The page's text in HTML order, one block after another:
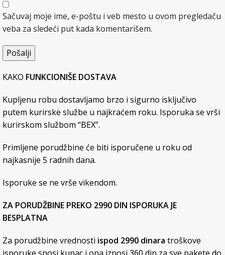
Sačuvaj moje ime, e-poštu i veb mesto u ovom pregledaču
veba za sledeći put kada komentarišem.
KAKO FUNKCIONIŠE DOSTAVA
Kupljenu robu dostavljamo brzo i sigurno isključivo
putem kurirske službe u najkraćem roku. Isporuka se vrši
kurirskom službom “BEX”.
Primljene porudžbine će biti isporučene u roku od
najkasnije 5 radnih dana.
Isporuke se ne vrše vikendom.
ZA PORUDŽBINE PREKO 2990 DIN ISPORUKA JE
BESPLATNA
Za porudžbine vrednosti ispod 2990 dinara troškove